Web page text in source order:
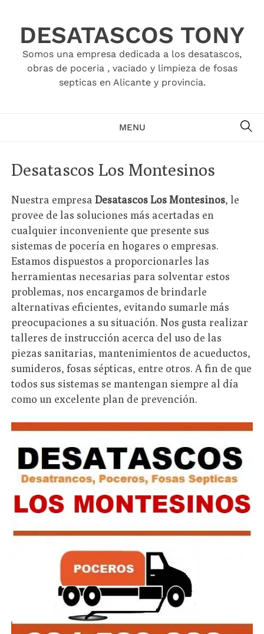
contentDESATASCOS TONY
Somos una empresa dedicada a los desatascos,
obras de poceria , vaciado y limpieza de fosas
septicas en Alicante y provincia.
MENU
Desatascos Los Montesinos
Nuestra empresaDesatascos Los Montesinos, le
provee de las soluciones más acertadas en
cualquier inconveniente que presente sus
sistemas de pocería en hogares o empresas.
Estamos dispuestos a proporcionarles las
herramientas necesarias para solventar estos
problemas, nos encargamos de brindarle
alternativas eficientes, evitando sumarle más
preocupaciones a su situación. Nos gusta realizar
talleres de instrucción acerca del uso de las
piezas sanitarias, mantenimientos de acueductos,
sumideros, fosas sépticas, entre otros. A fin de que
todos sus sistemas se mantengan siempre al día
como un excelente plan de prevención.